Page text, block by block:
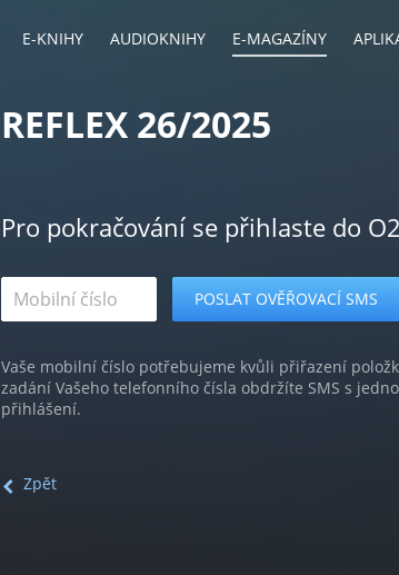
E-KNIHY AUDIOKNIHY E-MAGAZÍNY
REFLEX 26/2025
Pro pokračování se přihlaste do
Vaše mobilní číslo potřebujeme kvůli přiřazení
zadání Vašeho telefonního čísla obdržíte SMS s
přihlášení.
Zpět